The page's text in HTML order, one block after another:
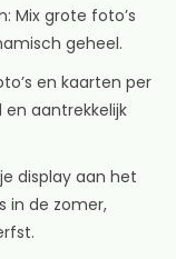
Mix grote foto’s
geheel.
en kaarten per
aantrekkelijk
display aan het
in de zomer,